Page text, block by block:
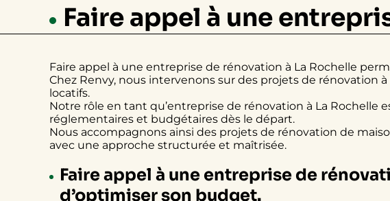
Faire appel à une
Faire appel à une entreprise de rénovation à La Rochelle
Chez Renvy, nous intervenons sur des projets de rénovation
locatifs.
Notre rôle en tant qu’entreprise de rénovation à La
réglementaires et budgétaires dès le départ.
Nous accompagnons ainsi des projets de rénovation de
avec une approche structurée et maîtrisée.
Faire appel à une entreprise de
d’optimiser son budget.